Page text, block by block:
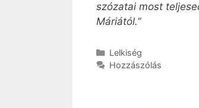
szózatai most
Máriától.”
Kategória
Lelkiség
Hozzászólás